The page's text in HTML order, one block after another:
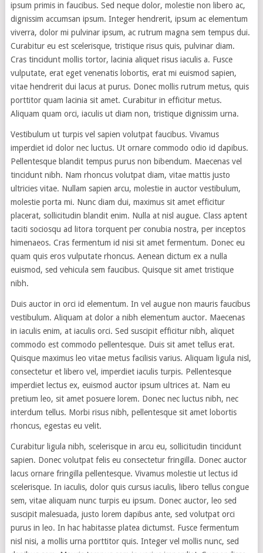
ipsum primis in faucibus. Sed neque dolor, molestie non libero ac,
dignissim accumsan ipsum. Integer hendrerit, ipsum ac elementum
viverra, dolor mi pulvinar ipsum, ac rutrum magna sem tempus dui.
Curabitur eu est scelerisque, tristique risus quis, pulvinar diam.
Cras tincidunt mollis tortor, lacinia aliquet risus iaculis a. Fusce
vulputate, erat eget venenatis lobortis, erat mi euismod sapien,
vitae hendrerit dui lacus at purus. Donec mollis rutrum metus, quis
porttitor quam lacinia sit amet. Curabitur in efficitur metus.
Aliquam quam orci, iaculis ut diam non, tristique dignissim urna.
Vestibulum ut turpis vel sapien volutpat faucibus. Vivamus
imperdiet id dolor nec luctus. Ut ornare commodo odio id dapibus.
Pellentesque blandit tempus purus non bibendum. Maecenas vel
tincidunt nibh. Nam rhoncus volutpat diam, vitae mattis justo
ultricies vitae. Nullam sapien arcu, molestie in auctor vestibulum,
molestie porta mi. Nunc diam dui, maximus sit amet efficitur
placerat, sollicitudin blandit enim. Nulla at nisl augue. Class aptent
taciti sociosqu ad litora torquent per conubia nostra, per inceptos
himenaeos. Cras fermentum id nisi sit amet fermentum. Donec eu
quam quis eros vulputate rhoncus. Aenean dictum ex a nulla
euismod, sed vehicula sem faucibus. Quisque sit amet tristique
nibh.
Duis auctor in orci id elementum. In vel augue non mauris faucibus
vestibulum. Aliquam at dolor a nibh elementum auctor. Maecenas
in iaculis enim, at iaculis orci. Sed suscipit efficitur nibh, aliquet
commodo est commodo pellentesque. Duis sit amet tellus erat.
Quisque maximus leo vitae metus facilisis varius. Aliquam ligula nisl,
consectetur et libero vel, imperdiet iaculis turpis. Pellentesque
imperdiet lectus ex, euismod auctor ipsum ultrices at. Nam eu
pretium leo, sit amet posuere lorem. Donec nec luctus nibh, nec
interdum tellus. Morbi risus nibh, pellentesque sit amet lobortis
rhoncus, egestas eu velit.
Curabitur ligula nibh, scelerisque in arcu eu, sollicitudin tincidunt
sapien. Donec volutpat felis eu consectetur fringilla. Donec auctor
lacus ornare fringilla pellentesque. Vivamus molestie ut lectus id
scelerisque. In iaculis, dolor quis cursus iaculis, libero tellus congue
sem, vitae aliquam nunc turpis eu ipsum. Donec auctor, leo sed
suscipit malesuada, justo lorem dapibus ante, sed volutpat orci
purus in leo. In hac habitasse platea dictumst. Fusce fermentum
nisl nisi, a mollis urna porttitor quis. Integer vel mollis nunc, sed